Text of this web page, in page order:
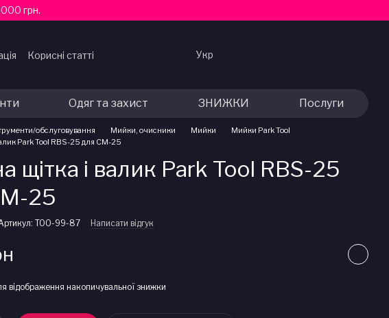
грн.
Корисні статті
Укр
Одяг та захист ЗНИЖКИ Послуги
обслуговування Мийки, очисники Мийки
Мийки Park Tool
Park Tool RBS-25 для CM-25
щітка і валик Park Tool RBS-25
25
TOO-99-87 Написати відгук
відображення накопичувальної знижки